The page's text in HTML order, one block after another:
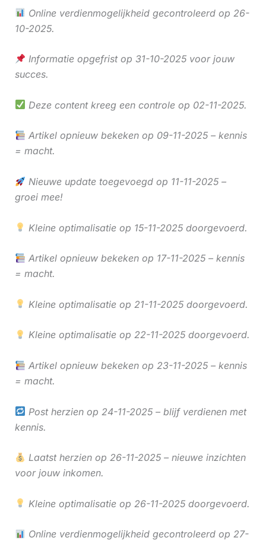
Online verdienmogelijkheid gecontroleerd op 26-
10-2025.
Informatie opgefrist op 31-10-2025 voor jouw
succes.
Deze content kreeg een controle op 02-11-2025.
Artikel opnieuw bekeken op 09-11-2025 – kennis
= macht.
Nieuwe update toegevoegd op 11-11-2025 –
groei mee!
Kleine optimalisatie op 15-11-2025 doorgevoerd.
Artikel opnieuw bekeken op 17-11-2025 – kennis
= macht.
Kleine optimalisatie op 21-11-2025 doorgevoerd.
Kleine optimalisatie op 22-11-2025 doorgevoerd.
Artikel opnieuw bekeken op 23-11-2025 – kennis
= macht.
Post herzien op 24-11-2025 – blijf verdienen met
kennis.
Laatst herzien op 26-11-2025 – nieuwe inzichten
voor jouw inkomen.
Kleine optimalisatie op 26-11-2025 doorgevoerd.
Online verdienmogelijkheid gecontroleerd op 27-